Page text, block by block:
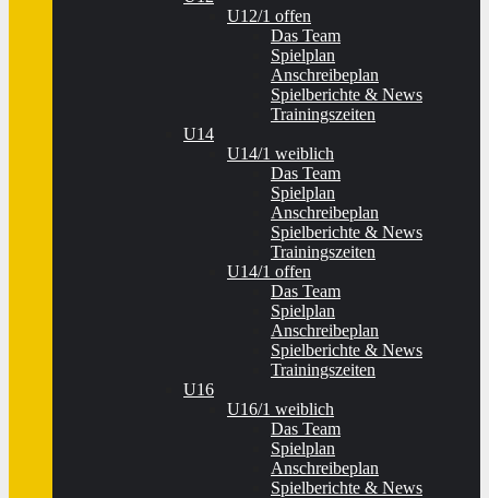
U12/1 offen
Das Team
Spielplan
Anschreibeplan
Spielberichte & News
Trainingszeiten
U14
U14/1 weiblich
Das Team
Spielplan
Anschreibeplan
Spielberichte & News
Trainingszeiten
U14/1 offen
Das Team
Spielplan
Anschreibeplan
Spielberichte & News
Trainingszeiten
U16
U16/1 weiblich
Das Team
Spielplan
Anschreibeplan
Spielberichte & News